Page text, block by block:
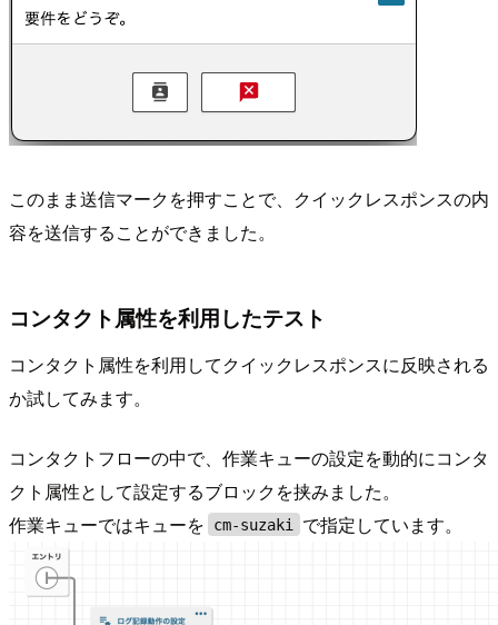
このまま送信マークを押すことで、クイックレスポンスの内
容を送信することができました。
コンタクト属性を利用したテスト
コンタクト属性を利用してクイックレスポンスに反映される
か試してみます。
コンタクトフローの中で、作業キューの設定を動的にコンタ
クト属性として設定するブロックを挟みました。
作業キューではキューを
cm-suzaki で指定しています。